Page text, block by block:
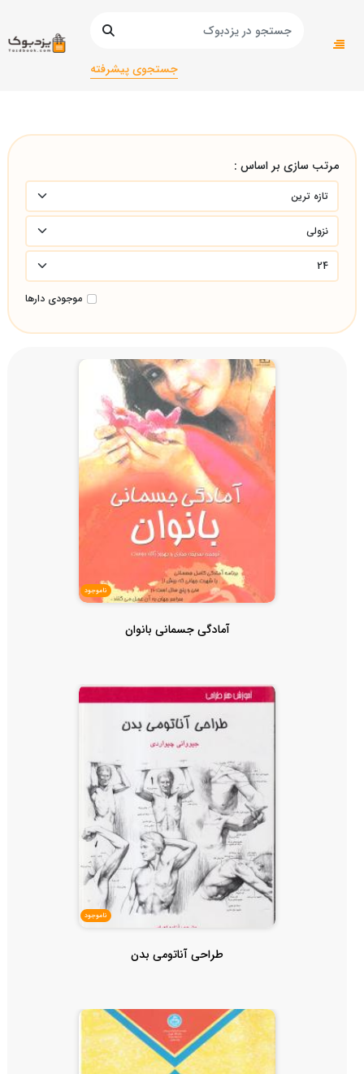
جستجوی پیشرفته
صفحه اصلی
تربیت بدنی و علوم ورزشی/تربیت بدنی و علوم ورزشی/تربیت
مرتب سازی بر اساس :
موجودی دارها
ناموجود
آمادگی جسمانی بانوان
ناموجود
طراحی آناتومی بدن